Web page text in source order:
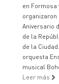
en Formosa
organizaron
Aniversario
de la
de la
orquesta
musical
Leer más